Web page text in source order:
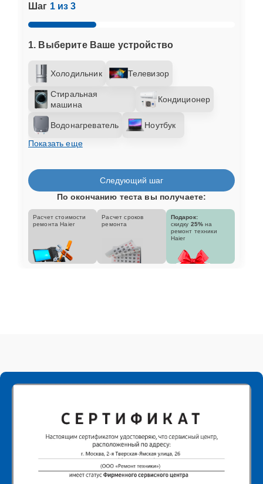
Шаг 1 из 3
1. Выберите Ваше устройство
Холодильник Телевизор
Стиральная
машина
Кондиционер
Водонагреватель
Ноутбук
Показать еще
Следующий шаг
По окончанию теста вы получаете:
Расчет стоимости
ремонта Haier
Расчет сроков
ремонта
Подарок:
скидку 25% на
ремонт техники
Haier